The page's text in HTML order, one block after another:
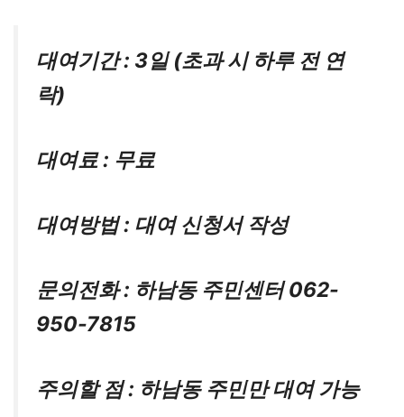
대여기간 : 3일 (초과 시 하루 전 연
락)
대여료 : 무료
대여방법 : 대여 신청서 작성
문의전화 : 하남동 주민센터 062-
950-7815
주의할 점 : 하남동 주민만 대여 가능